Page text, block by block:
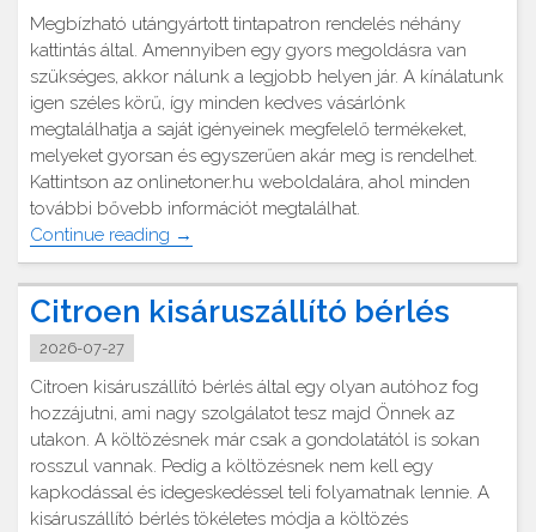
Megbízható utángyártott tintapatron rendelés néhány
kattintás által. Amennyiben egy gyors megoldásra van
szükséges, akkor nálunk a legjobb helyen jár. A kínálatunk
igen széles körű, így minden kedves vásárlónk
megtalálhatja a saját igényeinek megfelelő termékeket,
melyeket gyorsan és egyszerűen akár meg is rendelhet.
Kattintson az onlinetoner.hu weboldalára, ahol minden
további bővebb információt megtalálhat.
Continue reading "Megbízható
utángyártott
tintapatron"
→
Citroen kisáruszállító bérlés
2026-07-27
Citroen kisáruszállító bérlés által egy olyan autóhoz fog
hozzájutni, ami nagy szolgálatot tesz majd Önnek az
utakon. A költözésnek már csak a gondolatától is sokan
rosszul vannak. Pedig a költözésnek nem kell egy
kapkodással és idegeskedéssel teli folyamatnak lennie. A
kisáruszállító bérlés tökéletes módja a költözés